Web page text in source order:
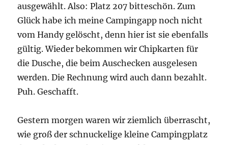
ausgewählt. Also: Platz 207 bitteschön. Zum
Glück habe ich meine Campingapp noch nicht
vom Handy gelöscht, denn hier ist sie ebenfalls
gültig. Wieder bekommen wir Chipkarten für
die Dusche, die beim Auschecken ausgelesen
werden. Die Rechnung wird auch dann bezahlt.
Puh. Geschafft.
Gestern morgen waren wir ziemlich überrascht,
wie groß der schnuckelige kleine Campingplatz